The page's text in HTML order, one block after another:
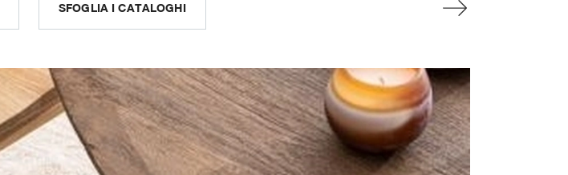
SFOGLIA I CATALOGHI